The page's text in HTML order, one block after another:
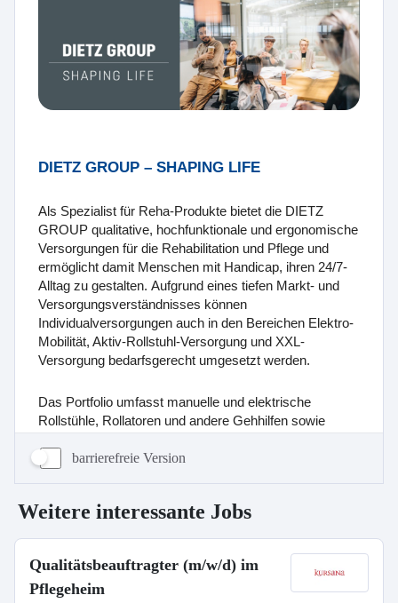
barrierefreie Version
Weitere interessante Jobs
Qualitätsbeauftragter (m/w/d) im
Pflegeheim